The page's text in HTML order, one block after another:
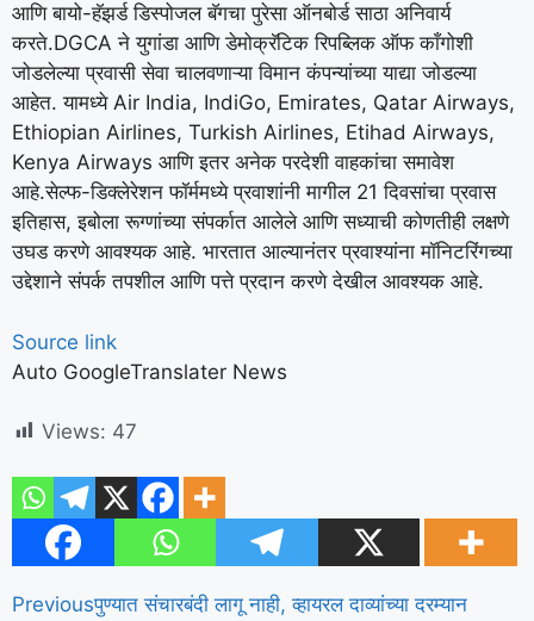
आणि बायो-हॅझर्ड डिस्पोजल बॅगचा पुरेसा ऑनबोर्ड साठा अनिवार्य
करते.DGCA ने युगांडा आणि डेमोक्रॅटिक रिपब्लिक ऑफ काँगोशी
जोडलेल्या प्रवासी सेवा चालवणाऱ्या विमान कंपन्यांच्या याद्या जोडल्या
आहेत. यामध्ये Air India, IndiGo, Emirates, Qatar Airways,
Ethiopian Airlines, Turkish Airlines, Etihad Airways,
Kenya Airways आणि इतर अनेक परदेशी वाहकांचा समावेश
आहे.सेल्फ-डिक्लेरेशन फॉर्ममध्ये प्रवाशांनी मागील 21 दिवसांचा प्रवास
इतिहास, इबोला रूग्णांच्या संपर्कात आलेले आणि सध्याची कोणतीही लक्षणे
उघड करणे आवश्यक आहे. भारतात आल्यानंतर प्रवाश्यांना मॉनिटरिंगच्या
उद्देशाने संपर्क तपशील आणि पत्ते प्रदान करणे देखील आवश्यक आहे.
Source link
Auto GoogleTranslater News
Views: 47
Previousपुण्यात संचारबंदी लागू नाही, व्हायरल दाव्यांच्या दरम्यान